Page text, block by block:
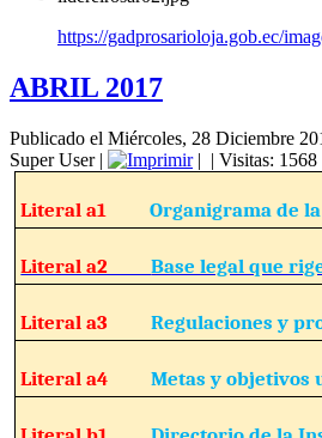
https://gadprosarioloja.gob.ec/
ABRIL 2017
Publicado el Miércoles, 28 Diciembre
Super User| | | Visitas: 1568
Literal a1Organigrama de
Literal a2Base legal que
Literal a3Regulaciones y
Literal a4Metas y objetivos